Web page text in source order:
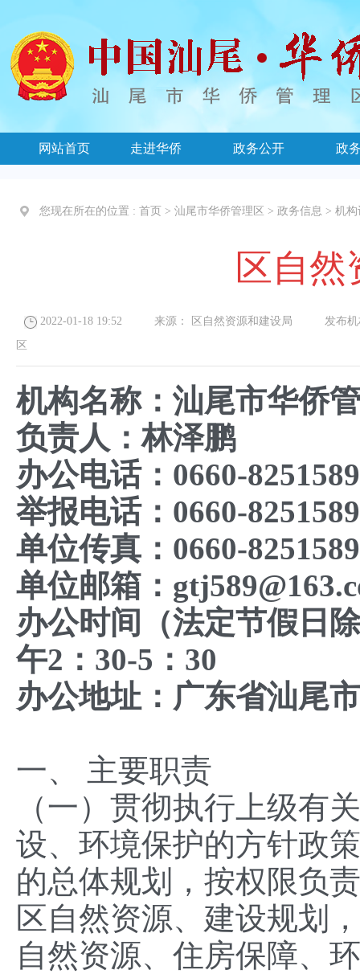
网站首页 走进华侨 政务公开 政
您现在所在的位置 : 首页 > 汕尾市华侨管理区 > 政务信息 > 机构
区自然
2022-01-18 19:52 来源： 区自然资源和建设局 发布机
区
机构名称：汕尾市华侨
负责人：林泽鹏
办公电话：0660-8251589
举报电话：0660-8251589
单位传真：0660-8251589
单位邮箱：
办公时间（法定节假日
午2：30-5：30
办公地址：广东省汕尾
一、 主要职责
（一）贯彻执行上级有
设、环境保护的方针政
的总体规划，按权限负
区自然资源、建设规划
自然资源、住房保障、